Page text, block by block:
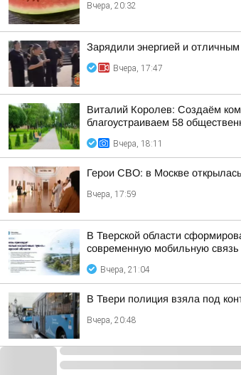
Вчера, 20:32
Зарядили энергией и
Вчера, 17:47
Виталий Королев: Создаём
благоустраиваем 58
Вчера, 18:11
Герои СВО: в Москве
Вчера, 17:59
В Тверской области
современную мобильную
Вчера, 21:04
В Твери полиция взяла под
Вчера, 20:48